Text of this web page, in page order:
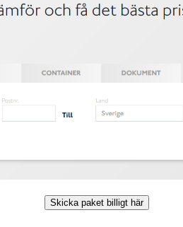
Skicka paket billigt här